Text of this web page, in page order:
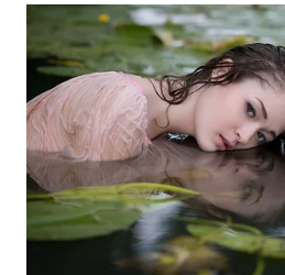
TINGGI
WN
PAKPAK
WN
KARAWANG
WN